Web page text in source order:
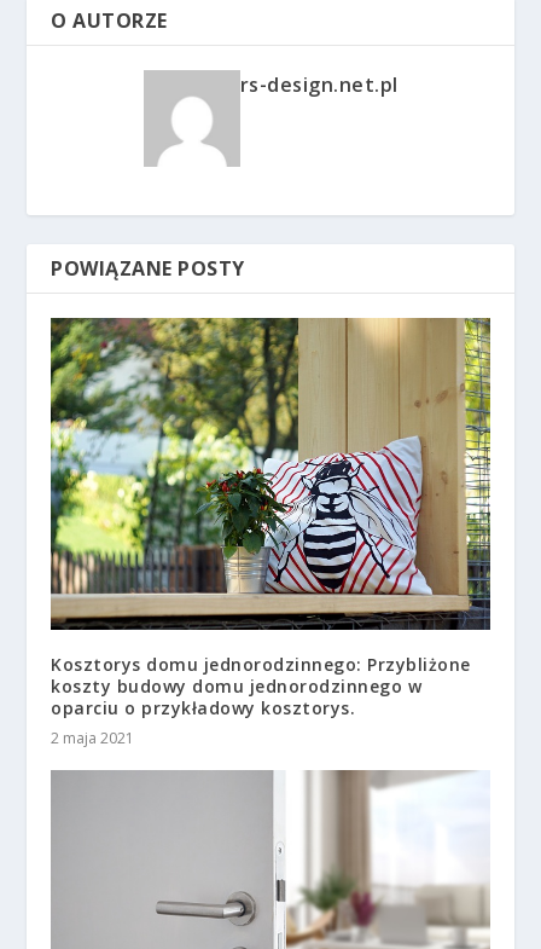
O AUTORZE
rs-design.net.pl
POWIĄZANE POSTY
Kosztorys domu jednorodzinnego: Przybliżone
koszty budowy domu jednorodzinnego w
oparciu o przykładowy kosztorys.
2 maja 2021